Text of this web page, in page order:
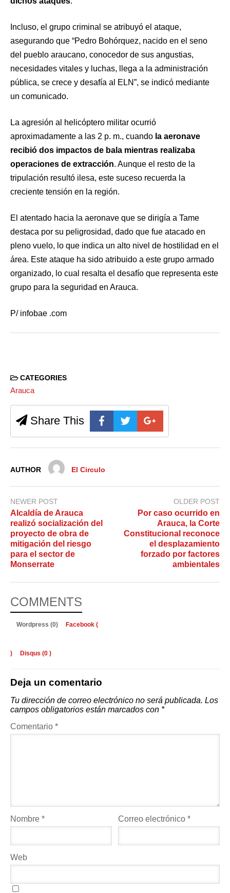
Incluso, el grupo criminal se atribuyó el ataque,
asegurando que “Pedro Bohórquez, nacido en el seno
del pueblo araucano, conocedor de sus angustias,
necesidades vitales y luchas, llega a la administración
pública, se crece y desafía al ELN”, se indicó mediante
un comunicado.
La agresión al helicóptero militar ocurrió
aproximadamente a las 2 p. m., cuando la aeronave
recibió dos impactos de bala mientras realizaba
operaciones de extracción. Aunque el resto de la
tripulación resultó ilesa, este suceso recuerda la
creciente tensión en la región.
El atentado hacia la aeronave que se dirigía a Tame
destaca por su peligrosidad, dado que fue atacado en
pleno vuelo, lo que indica un alto nivel de hostilidad en el
área. Este ataque ha sido atribuido a este grupo armado
organizado, lo cual resalta el desafío que representa este
grupo para la seguridad en Arauca.
P/ infobae .com
CATEGORIES
Arauca
Share This
AUTHOR El Circulo
NEWER POST
Alcaldía de Arauca
realizó socialización del
proyecto de obra de
mitigación del riesgo
para el sector de
Monserrate
OLDER POST
Por caso ocurrido en
Arauca, la Corte
Constitucional reconoce
el desplazamiento
forzado por factores
ambientales
COMMENTS
Wordpress (0) Facebook (
) Disqus (0 )
Deja un comentario
Tu dirección de correo electrónico no será publicada. Los
campos obligatorios están marcados con *
Comentario *
Nombre * Correo electrónico*
Web